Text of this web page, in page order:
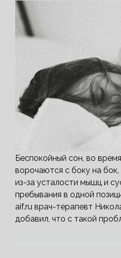
Беспокойный сон, во
ворочаются с боку на
из-за усталости мышц и
пребывания в одной
aif.ru врач-терапевт
добавил, что с такой